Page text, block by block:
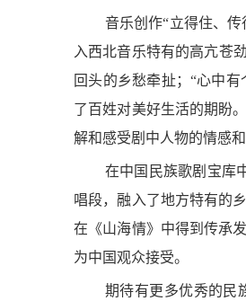
音乐创作“立得住、
入西北音乐特有的高亢苍
回头的乡愁牵扯；“心中
了百姓对美好生活的期盼
解和感受剧中人物的情感
在中国民族歌剧宝库
唱段，融入了地方特有的
在《山海情》中得到传承
为中国观众接受。
期待有更多优秀的民